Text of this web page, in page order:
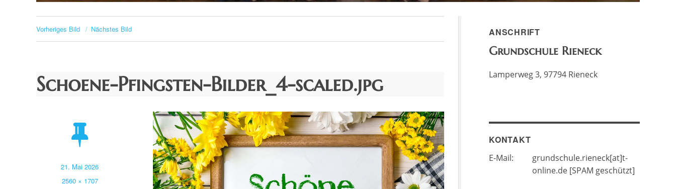
Vorheriges Bild Nächstes Bild
Schoene-Pfingsten-Bilder_4-scaled.jpg
Veröffentlicht
am
21. Mai 2026
Volle
2560 × 1707
ANSCHRIFT
Grundschule Rieneck
Lamperweg 3, 97794 Rieneck
KONTAKT
E-Mail:
grundschule.rieneck[at]t-
online.de [SPAM geschützt]